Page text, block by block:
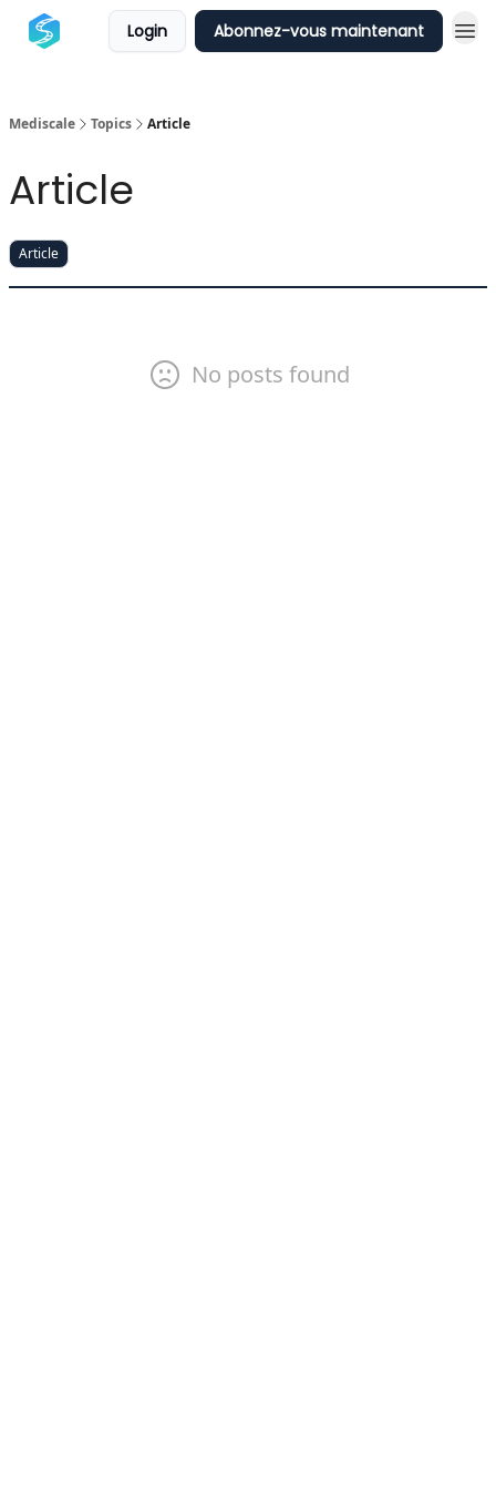
Login Abonnez-vous maintenant
Mediscale Topics Article
Article
Article
No posts found